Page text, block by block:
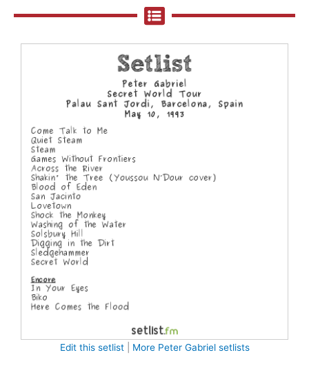
Edit this setlist| More Peter Gabriel setlists